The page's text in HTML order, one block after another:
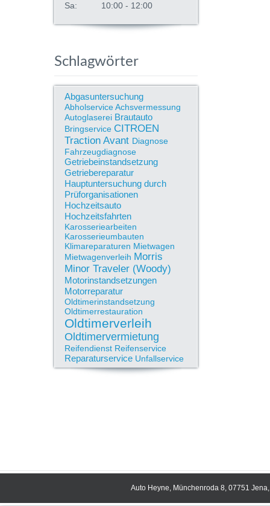
Sa:
10:00 - 12:00
Schlagwörter
Abgasuntersuchung
AbholserviceAchsvermessung
Autoglaserei Brautauto
Bringservice CITROEN
Traction Avant Diagnose
Fahrzeugdiagnose
Getriebeinstandsetzung
Getriebereparatur
Hauptuntersuchung durch
Prüforganisationen
Hochzeitsauto
Hochzeitsfahrten
Karosseriearbeiten
Karosserieumbauten
Klimareparaturen Mietwagen
Mietwagenverleih Morris
Minor Traveler (Woody)
Motorinstandsetzungen
Motorreparatur
Oldtimerinstandsetzung
Oldtimerrestauration
Oldtimerverleih
Oldtimervermietung
Reifendienst Reifenservice
Reparaturservice Unfallservice
Auto Heyne, Münchenroda 8, 07751